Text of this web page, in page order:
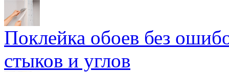
Поклейка обоев без
стыков и углов